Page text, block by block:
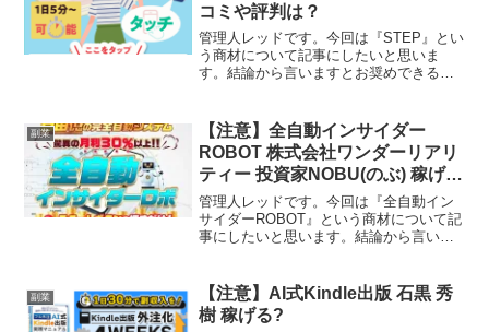
コミや評判は？
管理人レッドです。今回は『STEP』とい
う商材について記事にしたいと思いま
す。結論から言いますとお奨めできるも
づく表示事業者ウェブソリューションサ
ービス株式会社責任者田...
副業
【注意】全自動インサイダー
ROBOT 株式会社ワンダーリアリ
ティー 投資家NOBU(のぶ) 稼げな
い?
管理人レッドです。今回は『全自動イン
サイダーROBOT』という商材について記
事にしたいと思います。結論から言いま
す。特定商取引法に基づく表示運営元株
式会社ワンダーリアリテ...
副業
【注意】AI式Kindle出版 石黒 秀
樹 稼げる?